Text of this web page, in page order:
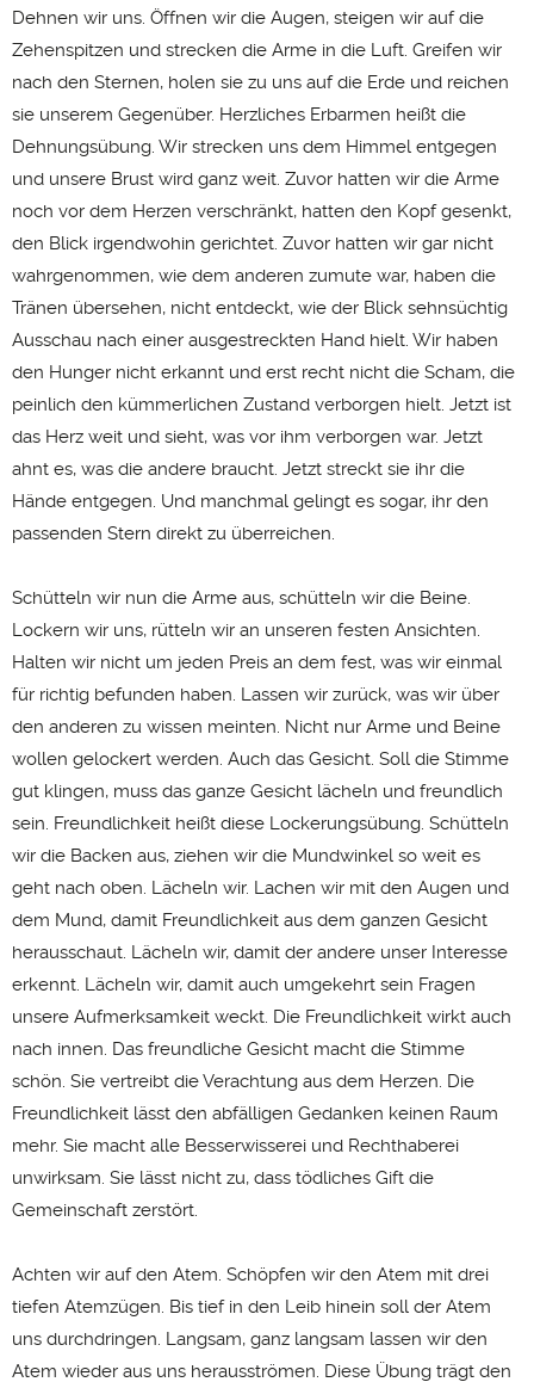
Dehnen wir uns. Öffnen wir die Augen, steigen wir auf die
Zehenspitzen und strecken die Arme in die Luft. Greifen wir
nach den Sternen, holen sie zu uns auf die Erde und reichen
sie unserem Gegenüber. Herzliches Erbarmen heißt die
Dehnungsübung. Wir strecken uns dem Himmel entgegen
und unsere Brust wird ganz weit. Zuvor hatten wir die Arme
noch vor dem Herzen verschränkt, hatten den Kopf gesenkt,
den Blick irgendwohin gerichtet. Zuvor hatten wir gar nicht
wahrgenommen, wie dem anderen zumute war, haben die
Tränen übersehen, nicht entdeckt, wie der Blick sehnsüchtig
Ausschau nach einer ausgestreckten Hand hielt. Wir haben
den Hunger nicht erkannt und erst recht nicht die Scham, die
peinlich den kümmerlichen Zustand verborgen hielt. Jetzt ist
das Herz weit und sieht, was vor ihm verborgen war. Jetzt
ahnt es, was die andere braucht. Jetzt streckt sie ihr die
Hände entgegen. Und manchmal gelingt es sogar, ihr den
passenden Stern direkt zu überreichen.
Schütteln wir nun die Arme aus, schütteln wir die Beine.
Lockern wir uns, rütteln wir an unseren festen Ansichten.
Halten wir nicht um jeden Preis an dem fest, was wir einmal
für richtig befunden haben. Lassen wir zurück, was wir über
den anderen zu wissen meinten. Nicht nur Arme und Beine
wollen gelockert werden. Auch das Gesicht. Soll die Stimme
gut klingen, muss das ganze Gesicht lächeln und freundlich
sein. Freundlichkeit heißt diese Lockerungsübung. Schütteln
wir die Backen aus, ziehen wir die Mundwinkel so weit es
geht nach oben. Lächeln wir. Lachen wir mit den Augen und
dem Mund, damit Freundlichkeit aus dem ganzen Gesicht
herausschaut. Lächeln wir, damit der andere unser Interesse
erkennt. Lächeln wir, damit auch umgekehrt sein Fragen
unsere Aufmerksamkeit weckt. Die Freundlichkeit wirkt auch
nach innen. Das freundliche Gesicht macht die Stimme
schön. Sie vertreibt die Verachtung aus dem Herzen. Die
Freundlichkeit lässt den abfälligen Gedanken keinen Raum
mehr. Sie macht alle Besserwisserei und Rechthaberei
unwirksam. Sie lässt nicht zu, dass tödliches Gift die
Gemeinschaft zerstört.
Achten wir auf den Atem. Schöpfen wir den Atem mit drei
tiefen Atemzügen. Bis tief in den Leib hinein soll der Atem
uns durchdringen. Langsam, ganz langsam lassen wir den
Atem wieder aus uns herausströmen. Diese Übung trägt den